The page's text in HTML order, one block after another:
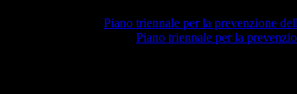
Piano triennale per la prevenzione
Piano triennale per la